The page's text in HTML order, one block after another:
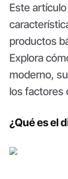
Este
productos
Explora
moderno,
los factores
¿Qué es el